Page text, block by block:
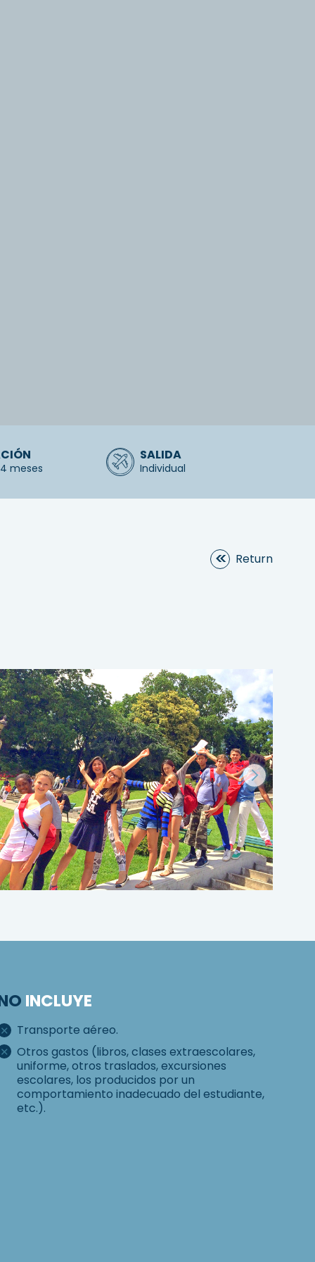
meses
SALIDA
Individual
Return
INCLUYE
Transporte aéreo.
Otros gastos (libros, clases extraescolares,
uniforme, otros traslados, excursiones
escolares, los producidos por un
comportamiento inadecuado del estudiante,
etc.).